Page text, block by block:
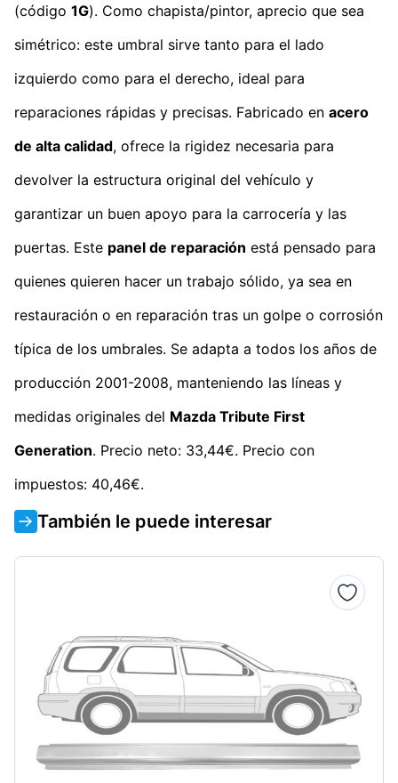
(código 1G). Como chapista/pintor, aprecio que sea
simétrico: este umbral sirve tanto para el lado
izquierdo como para el derecho, ideal para
reparaciones rápidas y precisas. Fabricado en acero
de alta calidad, ofrece la rigidez necesaria para
devolver la estructura original del vehículo y
garantizar un buen apoyo para la carrocería y las
puertas. Este panel de reparación está pensado para
quienes quieren hacer un trabajo sólido, ya sea en
restauración o en reparación tras un golpe o corrosión
típica de los umbrales. Se adapta a todos los años de
producción 2001-2008, manteniendo las líneas y
medidas originales del Mazda Tribute First
Generation. Precio neto: 33,44€. Precio con
impuestos: 40,46€.
También le puede interesar